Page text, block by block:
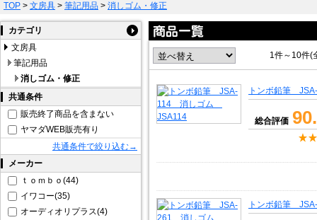
TOP > 文房具 > 筆記用品 > 消しゴム・修正
カテゴリ
文房具
筆記用品
消しゴム・修正
共通条件
販売終了商品を含まない
ヤマダWEB販売有り
共通条件で絞り込む→
メーカー
ｔｏｍｂｏ(44)
イワコー(35)
オーディオリプラス(4)
1件～10件
トンボ鉛筆
総合評価
トンボ鉛筆